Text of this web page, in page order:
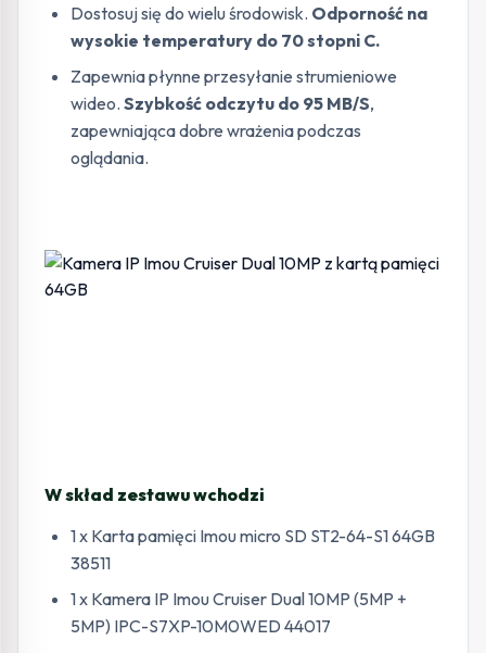
Dostosuj się do wielu środowisk. Odporność na
wysokie temperatury do 70 stopni C.
Zapewnia płynne przesyłanie strumieniowe
wideo. Szybkość odczytu do 95 MB/S,
zapewniająca dobre wrażenia podczas
oglądania.
W skład zestawu wchodzi
1 x Karta pamięci Imou micro SD ST2-64-S1 64GB
38511
1 x Kamera IP Imou Cruiser Dual 10MP (5MP +
5MP) IPC-S7XP-10M0WED 44017